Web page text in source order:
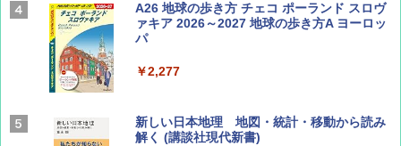
Coyote No.89 特集 星野道夫 夢見る旅
￥1,540
AIRLINE（エアライン）2026年9月号【特
集】ボーイング110周年を祝して！
A26 地球の歩き方 チェコ ポーランド スロヴ
ァキア 2026～2027 地球の歩き方A ヨーロッ
パ
￥2,277
新しい日本地理 地図・統計・移動から読み
解く (講談社現代新書)